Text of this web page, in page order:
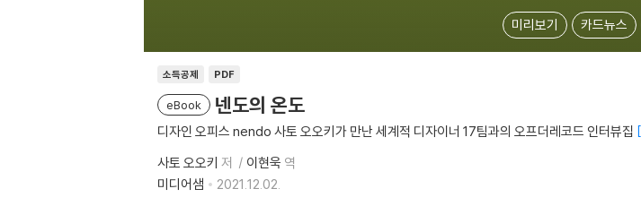
미리보기 카드뉴스
소득공제 PDF
eBook 넨도의 온도
디자인 오피스 nendo 사토 오오키가 만난 세계적 디자이너 17팀과의 오프더레코드 인터뷰집
사토 오오키 저 이현욱 역
미디어샘
2021.12.02.